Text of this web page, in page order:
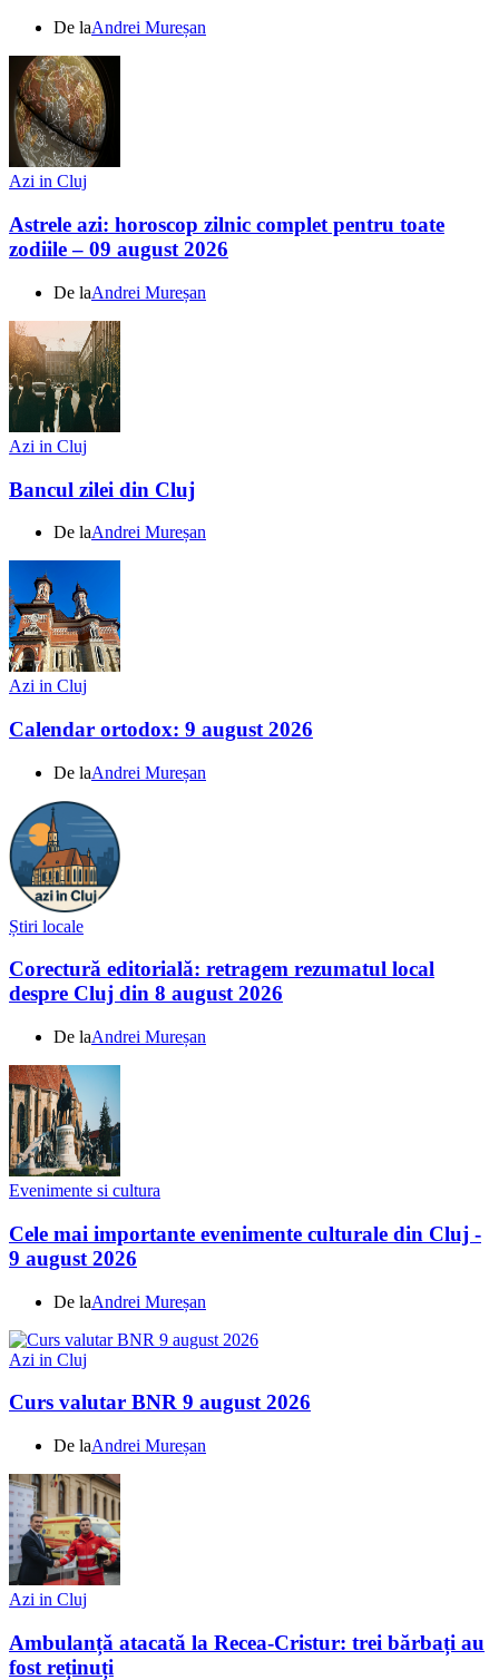
De laAndrei Mureșan
Azi in Cluj
Astrele azi: horoscop zilnic complet pentru toate
zodiile – 09 august 2026
De laAndrei Mureșan
Azi in Cluj
Bancul zilei din Cluj
De laAndrei Mureșan
Azi in Cluj
Calendar ortodox: 9 august 2026
De laAndrei Mureșan
Știri locale
Corectură editorială: retragem rezumatul local
despre Cluj din 8 august 2026
De laAndrei Mureșan
Evenimente si cultura
Cele mai importante evenimente culturale din Cluj -
9 august 2026
De laAndrei Mureșan
Azi in Cluj
Curs valutar BNR 9 august 2026
De laAndrei Mureșan
Azi in Cluj
Ambulanță atacată la Recea-Cristur: trei bărbați au
fost reținuți